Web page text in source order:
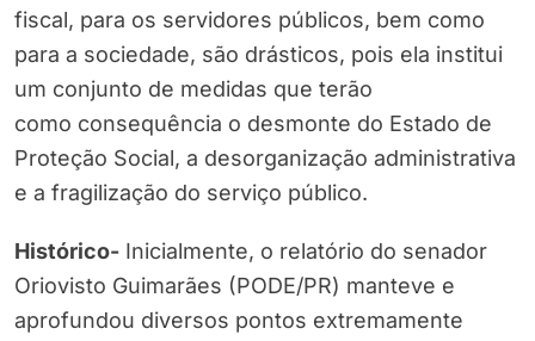
fiscal, para os servidores públicos, bem como
para a sociedade, são drásticos, pois ela institui
um conjunto de medidas que terão
como consequência o desmonte do Estado de
Proteção Social, a desorganização administrativa
e a fragilização do serviço público.
Histórico- Inicialmente, o relatório do senador
Oriovisto Guimarães (PODE/PR) manteve e
aprofundou diversos pontos extremamente